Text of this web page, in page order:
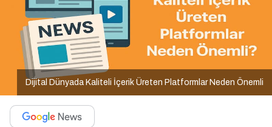
Dijital Dünyada Kaliteli İçerik Üreten Platformlar Neden Önemli